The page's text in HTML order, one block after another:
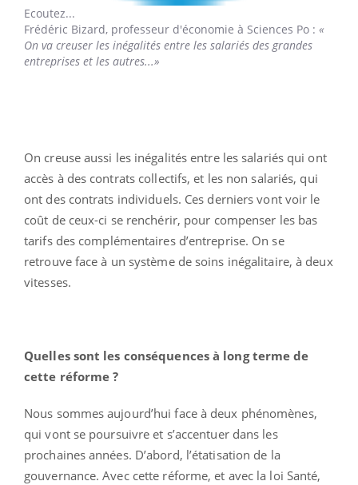
Ecoutez...
Frédéric Bizard, professeur d'économie à Sciences Po : «
On va creuser les inégalités entre les salariés des grandes
entreprises et les autres...»
On creuse aussi les inégalités entre les salariés qui ont
accès à des contrats collectifs, et les non salariés, qui
ont des contrats individuels. Ces derniers vont voir le
coût de ceux-ci se renchérir, pour compenser les bas
tarifs des complémentaires d’entreprise. On se
retrouve face à un système de soins inégalitaire, à deux
vitesses.
Quelles sont les conséquences à long terme de
cette réforme ?
Nous sommes aujourd’hui face à deux phénomènes,
qui vont se poursuivre et s’accentuer dans les
prochaines années. D’abord, l’étatisation de la
gouvernance. Avec cette réforme, et avec la loi Santé,